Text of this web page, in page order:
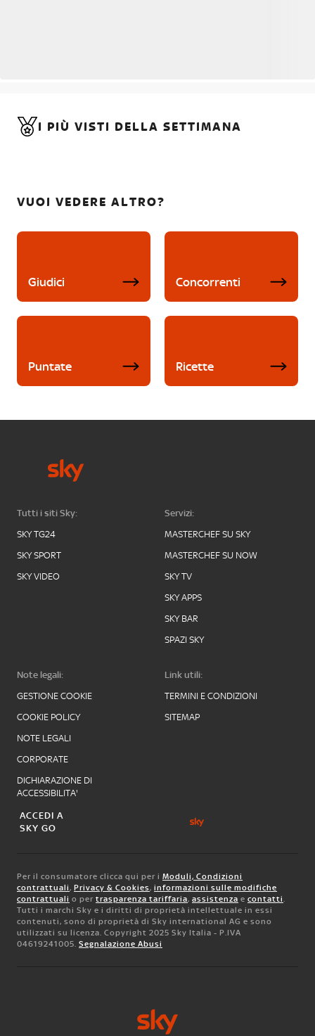
I PIÙ VISTI DELLA SETTIMANA
VUOI VEDERE ALTRO?
Giudici Concorrenti
Puntate Ricette
Tutti i siti Sky:
SKY TG24
SKY SPORT
SKY VIDEO
Servizi:
MASTERCHEF SU SKY
MASTERCHEF SU NOW
SKY TV
SKY APPS
SKY BAR
SPAZI SKY
Note legali:
GESTIONE COOKIE
COOKIE POLICY
NOTE LEGALI
CORPORATE
DICHIARAZIONE DI
ACCESSIBILITA'
Link utili:
TERMINI E CONDIZIONI
SITEMAP
ACCEDI A
SKY GO
Per il consumatore clicca qui per i Moduli, Condizioni
contrattuali, Privacy & Cookies, informazioni sulle modifiche
contrattuali o per trasparenza tariffaria, assistenza e contatti.
Tutti i marchi Sky e i diritti di proprietà intellettuale in essi
contenuti, sono di proprietà di Sky international AG e sono
utilizzati su licenza. Copyright 2025 Sky Italia - P.IVA
04619241005. Segnalazione Abusi